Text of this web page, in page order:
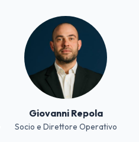
Giovanni Repola
Socio e Direttore Operativo